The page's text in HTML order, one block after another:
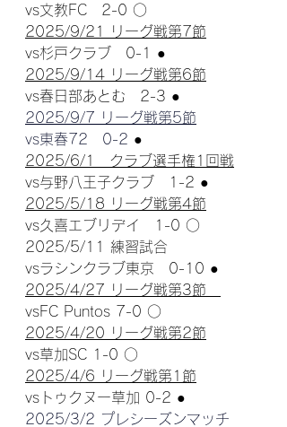
vs文教FC　2-0 ○
2025/9/21 リーグ戦第7節
vs杉戸クラブ　0-1 ●
2025/9/14 リーグ戦第6節
vs春日部あとむ　2-3 ●
2025/9/7 リーグ戦第5節
vs東春72　0-2 ●
2025/6/1　クラブ選手権1回戦
vs与野八王子クラブ　1-2 ●
2025/5/18 リーグ戦第4節
vs久喜エブリデイ　1-0 ○
2025/5/11 練習試合
vsラシンクラブ東京　0-10 ●
2025/4/27 リーグ戦第3節
vsFC Puntos 7-0 ○
2025/4/20 リーグ戦第2節
vs草加SC 1-0 ○
2025/4/6 リーグ戦第1節
vsトゥクヌー草加 0-2 ●
2025/3/2 プレシーズンマッチ